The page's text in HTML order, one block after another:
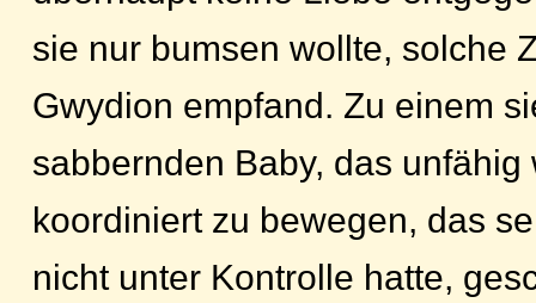
sie nur bumsen wollte, solche
Gwydion empfand. Zu einem
sabbernden Baby, das unfähig
koordiniert zu bewegen, das
nicht unter Kontrolle hatte,